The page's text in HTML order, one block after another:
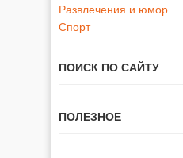
Развлечения и юмор
Спорт
ПОИСК ПО САЙТУ
ПОЛЕЗНОЕ